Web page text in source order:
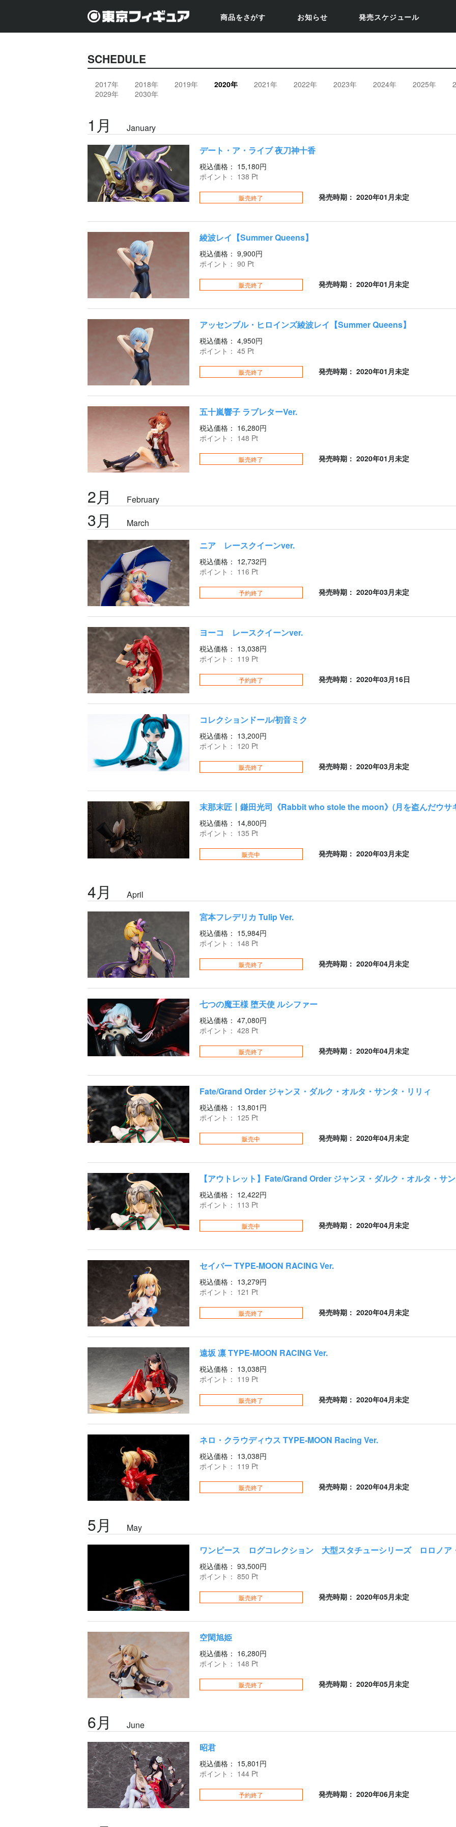
商品をさがす お知らせ 発売スケジュール
SCHEDULE
2017年 2018年 2019年 2020年 2021年 2022年 2023年 2024年 2025年
2029年
2030年
1月
January
デート・ア・ライブ 夜刀神十香
税込価格： 15,180円
ポイント： 138 Pt
販売終了 発売時期： 2020年01月未定
綾波レイ【Summer Queens】
税込価格： 9,900円
ポイント： 90 Pt
販売終了 発売時期： 2020年01月未定
アッセンブル・ヒロインズ綾波レイ【Summer Queens】
税込価格： 4,950円
ポイント： 45 Pt
販売終了 発売時期： 2020年01月未定
五十嵐響子 ラブレターVer.
税込価格： 16,280円
ポイント： 148 Pt
販売終了 発売時期： 2020年01月未定
2月 February
3月
March
ニア レースクイーンver.
税込価格： 12,732円
ポイント： 116 Pt
予約終了 発売時期： 2020年03月未定
ヨーコ レースクイーンver.
税込価格： 13,038円
ポイント： 119 Pt
予約終了 発売時期： 2020年03月16日
コレクションドール/初音ミク
税込価格： 13,200円
ポイント： 120 Pt
販売終了 発売時期： 2020年03月未定
末那末匠丨鎌田光司《Rabbit who stole the moon》(月を盗んだウサ
税込価格： 14,800円
ポイント： 135 Pt
販売中 発売時期： 2020年03月未定
4月
April
宮本フレデリカ Tulip Ver.
税込価格： 15,984円
ポイント： 148 Pt
販売終了 発売時期： 2020年04月未定
七つの魔王様 堕天使 ルシファー
税込価格： 47,080円
ポイント： 428 Pt
販売終了 発売時期： 2020年04月未定
Fate/Grand Order ジャンヌ・ダルク・オルタ・サンタ・リリィ
税込価格： 13,801円
ポイント： 125 Pt
販売中 発売時期： 2020年04月未定
【アウトレット】Fate/Grand Order ジャンヌ・ダルク・オルタ・サ
税込価格： 12,422円
ポイント： 113 Pt
販売中 発売時期： 2020年04月未定
セイバー TYPE-MOON RACING Ver.
税込価格： 13,279円
ポイント： 121 Pt
販売終了 発売時期： 2020年04月未定
遠坂 凛 TYPE-MOON RACING Ver.
税込価格： 13,038円
ポイント： 119 Pt
販売終了 発売時期： 2020年04月未定
ネロ・クラウディウス TYPE-MOON Racing Ver.
税込価格： 13,038円
ポイント： 119 Pt
販売終了 発売時期： 2020年04月未定
5月
May
ワンピース ログコレクション 大型スタチューシリーズ ロロノア
税込価格： 93,500円
ポイント： 850 Pt
販売終了 発売時期： 2020年05月未定
空閑旭姫
税込価格： 16,280円
ポイント： 148 Pt
販売終了 発売時期： 2020年05月未定
6月
June
昭君
税込価格： 15,801円
ポイント： 144 Pt
予約終了 発売時期： 2020年06月未定